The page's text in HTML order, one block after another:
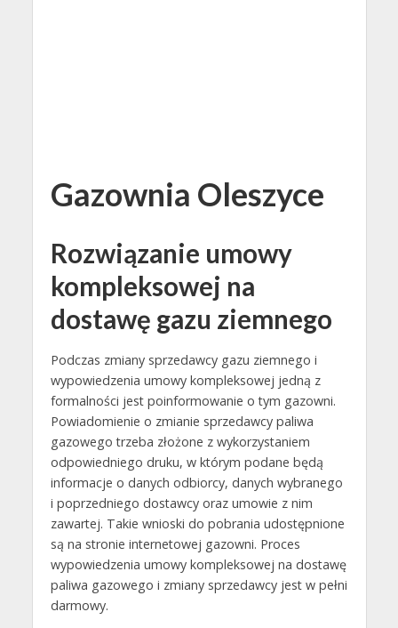
Gazownia Oleszyce
Rozwiązanie umowy
kompleksowej na
dostawę gazu ziemnego
Podczas zmiany sprzedawcy gazu ziemnego i
wypowiedzenia umowy kompleksowej jedną z
formalności jest poinformowanie o tym gazowni.
Powiadomienie o zmianie sprzedawcy paliwa
gazowego trzeba złożone z wykorzystaniem
odpowiedniego druku, w którym podane będą
informacje o danych odbiorcy, danych wybranego
i poprzedniego dostawcy oraz umowie z nim
zawartej. Takie wnioski do pobrania udostępnione
są na stronie internetowej gazowni. Proces
wypowiedzenia umowy kompleksowej na dostawę
paliwa gazowego i zmiany sprzedawcy jest w pełni
darmowy.